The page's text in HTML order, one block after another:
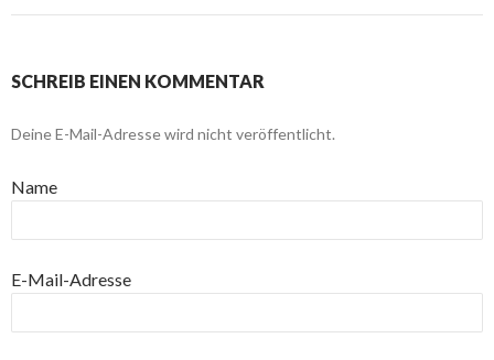
SCHREIB EINEN KOMMENTAR
Deine E-Mail-Adresse wird nicht veröffentlicht.
Name
E-Mail-Adresse